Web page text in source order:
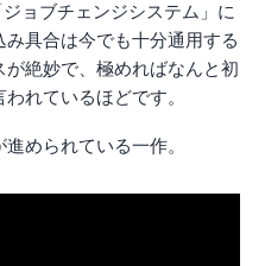
ョブチェンジシステム」に
具合は今でも十分通用する
絶妙で、極めればなんと初
れているほどです。
められている一作。